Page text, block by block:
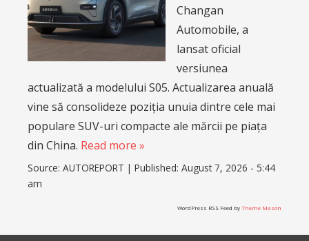
Changan
Automobile, a
lansat oficial
versiunea
actualizată a modelului S05. Actualizarea anuală
vine să consolideze poziția unuia dintre cele mai
populare SUV-uri compacte ale mărcii pe piața
din China. Read more »
Source: AUTOREPORT | Published: August 7, 2026 - 5:44
am
WordPress RSS Feed byTheme Mason